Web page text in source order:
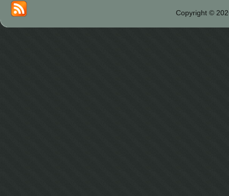
Copyright ©